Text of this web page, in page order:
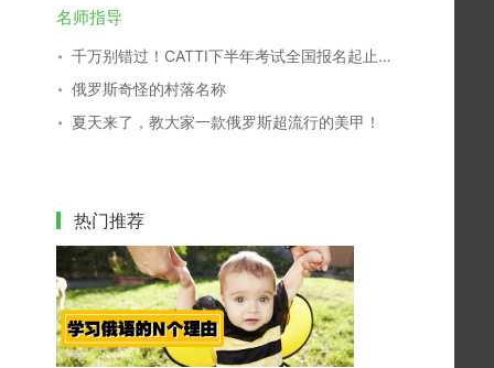
名师指导
千万别错过！CATTI下半年考试全国报名起止时间查询表
俄罗斯奇怪的村落名称
夏天来了，教大家一款俄罗斯超流行的美甲！
热门推荐